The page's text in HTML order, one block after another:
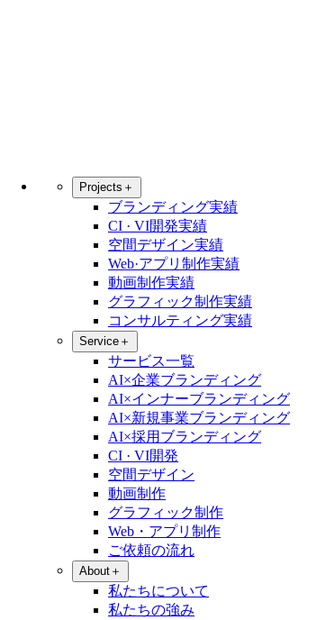
Projects ＋
ブランディング実績
CI · VI開発実績
空間デザイン実績
Web·アプリ制作実績
動画制作実績
グラフィック制作実績
コンサルティング実績
Service ＋
サービス一覧
AI×企業ブランディング
AI×インナーブランディング
AI×新規事業ブランディング
AI×採用ブランディング
CI · VI開発
空間デザイン
動画制作
グラフィック制作
Web・アプリ制作
ご依頼の流れ
About ＋
私たちについて
私たちの強み